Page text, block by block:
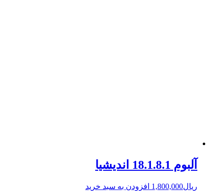
آلبوم 18.1.8.1 اندیشیا
ریال1,800,000 افزودن به سبد خرید